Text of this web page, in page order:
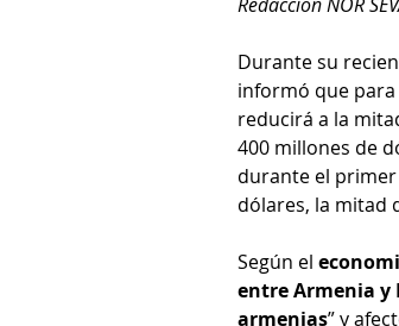
Durante su
informó que para
reducirá a la
400 millones de
durante el
dólares, la mitad
Según el
entre Armenia y
armenias” y